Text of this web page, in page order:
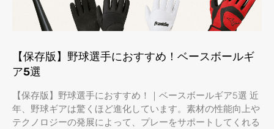
【保存版】野球選手におすすめ！ベースボールギ
ア5選
【保存版】野球選手におすすめ！｜ベースボールギア5選 近
年、野球ギアは驚くほど進化しています。素材の性能向上や
テクノロジーの発展によって、プレーをサポートしてくれる